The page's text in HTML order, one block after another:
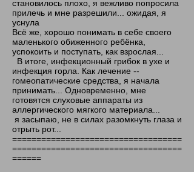
становилось плохо, я вежливо попросила
прилечь и мне разрешили... ожидая, я
уснула
Всё же, хорошо понимать в себе своего
маленького обиженного ребёнка,
успокоить и поступать, как взрослая...
В итоге, инфекционный грибок в ухе и
инфекция горла. Как лечение --
гомеопатические средства, я начала
принимать... Одновременно, мне
готовятся слуховые аппараты из
аллергического мягкого материала...
я засыпаю, не в силах разомкнуть глаза и
отрыть рот...
===================================
===================================
======